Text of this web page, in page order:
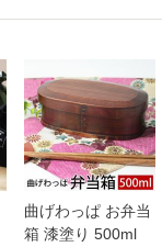
曲げわっぱ お弁当
箱 漆塗り 500ml